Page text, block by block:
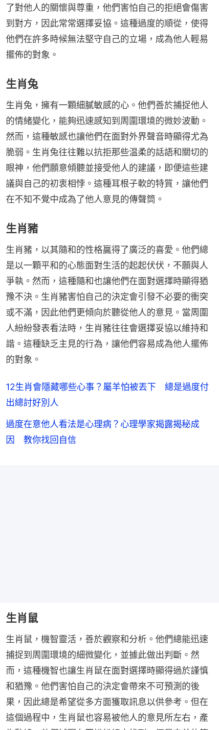
了對他人的關懷與尊重，他們害怕自己的拒絕會傷害
到對方，因此常常選擇妥協。這種過度的順從，使得
他們在許多時候無法堅守自己的立場，成為他人輕易
擺佈的對象。
生肖兔
生肖兔，擁有一顆細膩敏感的心。他們善於捕捉他人
的情緒變化，能夠迅速感知到周圍環境的微妙波動。
然而，這種敏感也讓他們在面對外界聲音時顯得尤為
脆弱。生肖兔往往難以抗拒那些温柔的話語和關切的
眼神，他們願意傾聽並接受他人的建議，即便這些建
議與自己的初衷相悖。這種耳根子軟的特質，讓他們
在不知不覺中成為了他人意見的傳聲筒。
生肖豬
生肖豬，以其隨和的性格贏得了廣泛的喜愛。他們總
是以一顆平和的心態面對生活的起起伏伏，不願與人
爭執。然而，這種隨和也讓他們在面對選擇時顯得猶
豫不決。生肖豬害怕自己的決定會引發不必要的衝突
或不滿，因此他們更傾向於聽從他人的意見。當周圍
人紛紛發表看法時，生肖豬往往會選擇妥協以維持和
諧。這種缺乏主見的行為，讓他們容易成為他人擺佈
的對象。
12生肖會隱藏哪些心事？屬羊怕被丟下 總是過度付
出總討好別人
過度在意他人看法是心理病？心理學家揭露揭秘成
因 教你找回自信
生肖鼠
生肖鼠，機智靈活，善於觀察和分析。他們總能迅速
捕捉到周圍環境的細微變化，並據此做出判斷。然
而，這種機智也讓生肖鼠在面對選擇時顯得過於謹慎
和猶豫。他們害怕自己的決定會帶來不可預測的後
果，因此總是希望從多方面獲取訊息以供參考。但在
這個過程中，生肖鼠也容易被他人的意見所左右，產